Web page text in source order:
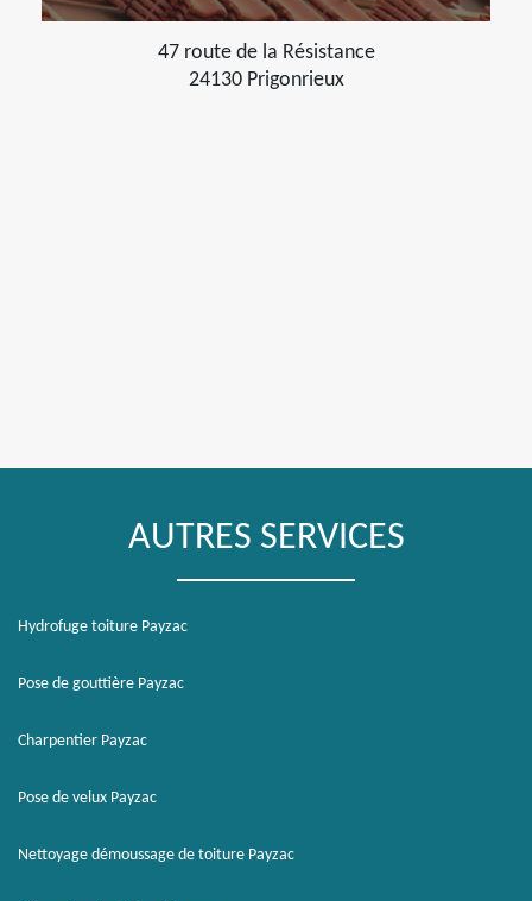
47 route de la Résistance
24130 Prigonrieux
AUTRES SERVICES
Hydrofuge toiture Payzac
Pose de gouttière Payzac
Charpentier Payzac
Pose de velux Payzac
Nettoyage démoussage de toiture Payzac